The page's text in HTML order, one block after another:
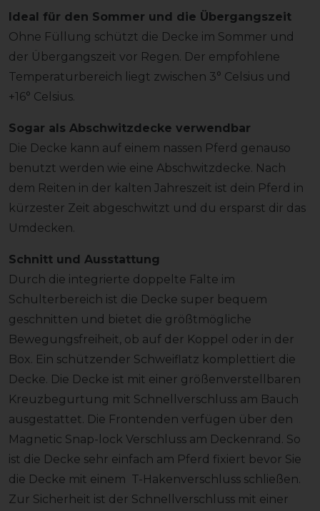
Ideal für den Sommer und die Übergangszeit
Ohne Füllung schützt die Decke im Sommer und
der Übergangszeit vor Regen. Der empfohlene
Temperaturbereich liegt zwischen 3° Celsius und
+16° Celsius.
Sogar als Abschwitzdecke verwendbar
Die Decke kann auf einem nassen Pferd genauso
benutzt werden wie eine Abschwitzdecke. Nach
dem Reiten in der kalten Jahreszeit ist dein Pferd in
kürzester Zeit abgeschwitzt und du ersparst dir das
Umdecken.
Schnitt und Ausstattung
Durch die integrierte doppelte Falte im
Schulterbereich ist die Decke super bequem
geschnitten und bietet die größtmögliche
Bewegungsfreiheit, ob auf der Koppel oder in der
Box. Ein schützender Schweiflatz komplettiert die
Decke. Die Decke ist mit einer größenverstellbaren
Kreuzbegurtung mit Schnellverschluss am Bauch
ausgestattet. Die Frontenden verfügen über den
Magnetic Snap-lock Verschluss am Deckenrand. So
ist die Decke sehr einfach am Pferd fixiert bevor Sie
die Decke mit einem T-Hakenverschluss schließen.
Zur Sicherheit ist der Schnellverschluss mit einer